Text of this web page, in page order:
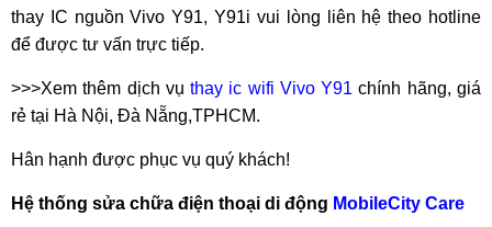
thay IC nguồn Vivo Y91, Y91i vui lòng liên hệ theo hotline
để được tư vấn trực tiếp.
>>>Xem thêm dịch vụthay ic wifi Vivo Y91 chính hãng, giá
rẻ tại Hà Nội, Đà Nẵng,TPHCM.
Hân hạnh được phục vụ quý khách!
Hệ thống sửa chữa điện thoại di động MobileCity Care